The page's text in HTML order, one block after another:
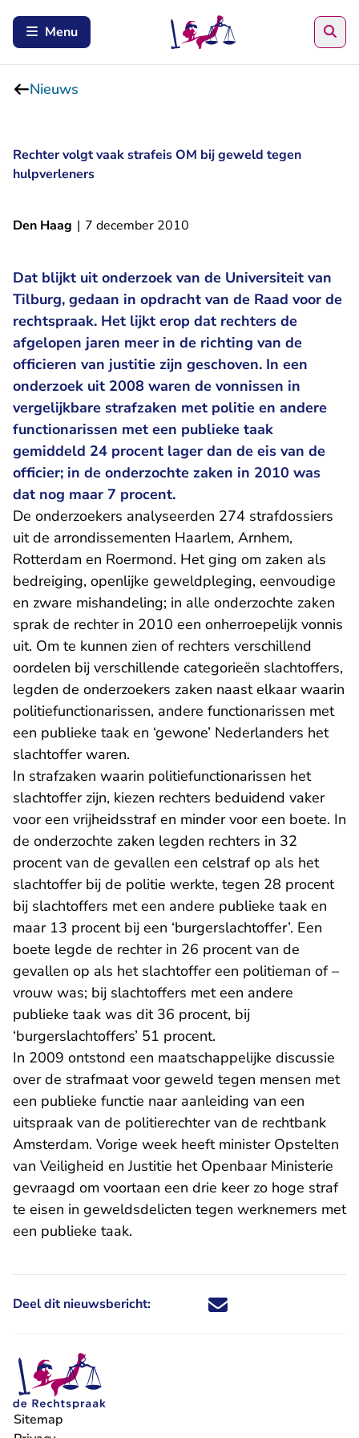
Menu
Nieuws
Rechter volgt vaak strafeis OM bij geweld tegen
hulpverleners
Den Haag | 7 december 2010
Dat blijkt uit onderzoek van de Universiteit van
Tilburg, gedaan in opdracht van de Raad voor de
rechtspraak. Het lijkt erop dat rechters de
afgelopen jaren meer in de richting van de
officieren van justitie zijn geschoven. In een
onderzoek uit 2008 waren de vonnissen in
vergelijkbare strafzaken met politie en andere
functionarissen met een publieke taak
gemiddeld 24 procent lager dan de eis van de
officier; in de onderzochte zaken in 2010 was
dat nog maar 7 procent.
De onderzoekers analyseerden 274 strafdossiers
uit de arrondissementen Haarlem, Arnhem,
Rotterdam en Roermond. Het ging om zaken als
bedreiging, openlijke geweldpleging, eenvoudige
en zware mishandeling; in alle onderzochte zaken
sprak de rechter in 2010 een onherroepelijk vonnis
uit. Om te kunnen zien of rechters verschillend
oordelen bij verschillende categorieën slachtoffers,
legden de onderzoekers zaken naast elkaar waarin
politiefunctionarissen, andere functionarissen met
een publieke taak en ‘gewone’ Nederlanders het
slachtoffer waren.
In strafzaken waarin politiefunctionarissen het
slachtoffer zijn, kiezen rechters beduidend vaker
voor een vrijheidsstraf en minder voor een boete. In
de onderzochte zaken legden rechters in 32
procent van de gevallen een celstraf op als het
slachtoffer bij de politie werkte, tegen 28 procent
bij slachtoffers met een andere publieke taak en
maar 13 procent bij een ‘burgerslachtoffer’. Een
boete legde de rechter in 26 procent van de
gevallen op als het slachtoffer een politieman of –
vrouw was; bij slachtoffers met een andere
publieke taak was dit 36 procent, bij
‘burgerslachtoffers’ 51 procent.
In 2009 ontstond een maatschappelijke discussie
over de strafmaat voor geweld tegen mensen met
een publieke functie naar aanleiding van een
uitspraak van de politierechter van de rechtbank
Amsterdam. Vorige week heeft minister Opstelten
van Veiligheid en Justitie het Openbaar Ministerie
gevraagd om voortaan een drie keer zo hoge straf
te eisen in geweldsdelicten tegen werknemers met
een publieke taak.
Deel dit nieuwsbericht: Deel dit nieuwsbericht via X -
Deel dit nieuwsbericht via
Deel dit nieuwsbericht
Deel dit
Sitemap